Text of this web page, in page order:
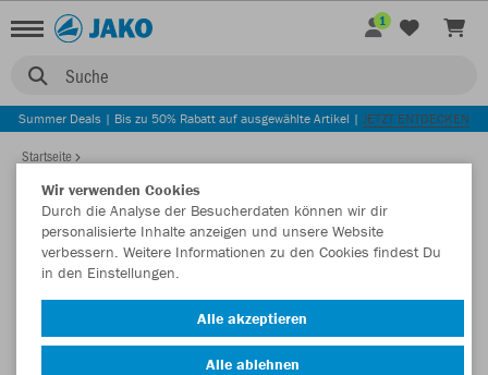
Suche
1
Summer Deals | Bis zu 50% Rabatt auf ausgewählte Artikel | JETZT ENTDECKEN
Startseite
Wir verwenden Cookies
Durch die Analyse der Besucherdaten können wir dir
personalisierte Inhalte anzeigen und unsere Website
verbessern. Weitere Informationen zu den Cookies findest Du
in den Einstellungen.
Alle akzeptieren
Alle ablehnen